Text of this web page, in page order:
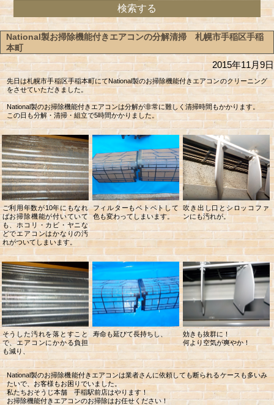
National製お掃除機能付きエアコンの分解清掃 札幌市手稲区手稲
本町
2015年11月9日
先日は札幌市手稲区手稲本町にてNational製のお掃除機能付きエアコンのクリーニング
をさせていただきました。
National製のお掃除機能付きエアコンは分解が非常に難しく清掃時間もかかります。
この日も分解・清掃・組立で5時間かかりました。
ご利用年数が10年にもなれ
ばお掃除機能が付いていて
も、ホコリ・カビ・ヤニな
どでエアコンはかなりの汚
れがついてしまいます。
フィルターもベトベトして
色も変わってしまいます。
吹き出し口とシロッコファ
ンにも汚れが。
そうした汚れを落とすこと
で、エアコンにかかる負担
も減り、
寿命も延びて長持ちし、
効きも抜群に！
何より空気が爽やか！
National製のお掃除機能付きエアコンは業者さんに依頼しても断られるケースも多いみ
たいで、お客様もお困りでいました。
私たちおそうじ本舗 手稲駅前店はやります！
お掃除機能付きエアコンのお掃除はお任せください！